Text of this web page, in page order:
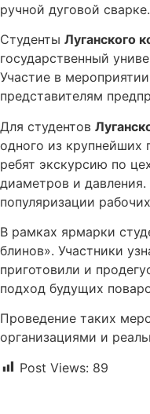
ручной дуговой
Студенты Луганского
государственный
Участие в
представителям
Для студентов
одного из крупнейших
ребят экскурсию по
диаметров и
популяризации
В рамках ярмарки
блинов». Участники
приготовили и
подход будущих
Проведение таких
организациями и
Post Views: 89